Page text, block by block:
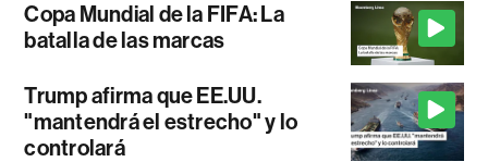
Copa Mundial de la FIFA: La
batalla de las marcas
Trump afirma que EE.UU.
"mantendrá el estrecho" y lo
controlará